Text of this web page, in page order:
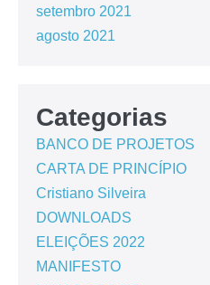
setembro 2021
agosto 2021
Categorias
BANCO DE PROJETOS
CARTA DE PRINCÍPIO
Cristiano Silveira
DOWNLOADS
ELEIÇÕES 2022
MANIFESTO